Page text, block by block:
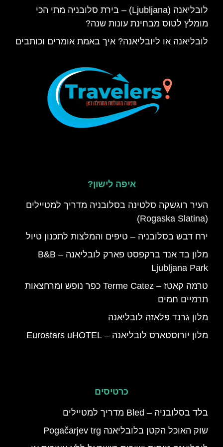
לובליאנה (Ljubljana) – בירת סלובניה מתי הכי
מומלץ לטוס מבחינת עונות שנה?
לובליאנה או ליובליאנה? איך באמת אומרים וכותבים
איפה לישון?
העיר רוגשקה סלטינה בסלובניה מדריך למטיילים
(Rogaska Slatina)
ירח דבש בסלובניה – טיפים והמלצות לתכנון טיול
מלון בד אנד ברקפסט פארק לובליאנה – B&B
Ljubljana Park
טרמה קאטז – Terme Catez כפר נופש ומרחצאות
תרמיים חמים
מלון גרנד פלאזה לובליאנה
מלון יורוסטארס לובליאנה – Eurostars uHOTEL
כרטיסים
בלד בסלובניה – Bled מדריך למטיילים
שוק האוכל הקטן בלובליאנה Pogačarjev trg